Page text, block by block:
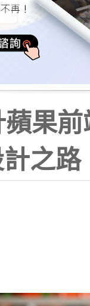
果
之路